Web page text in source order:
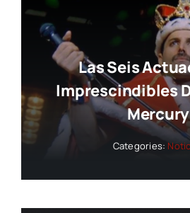
Las Seis
Imprescindibles
Mercury
Categories: